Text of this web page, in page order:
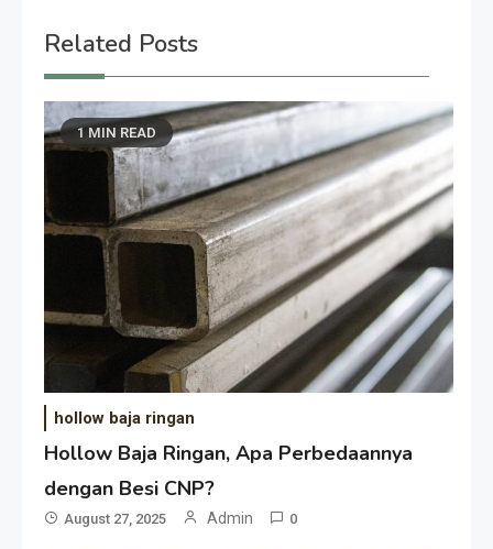
Related Posts
1 MIN READ
hollow baja ringan
Hollow Baja Ringan, Apa Perbedaannya
dengan Besi CNP?
August 27, 2025 Admin 0